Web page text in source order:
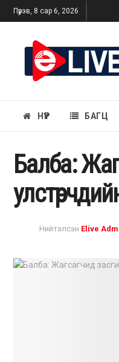
Пүрэв, 8 сар 6, 2026
НҮҮР БАГЦ
Балба:
Нийтэлсэн Elive